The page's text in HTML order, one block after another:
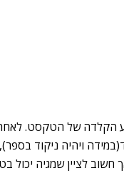
הקלדה של הטקסט.
ויהיה ניקוד
לציין שמגיה יכול